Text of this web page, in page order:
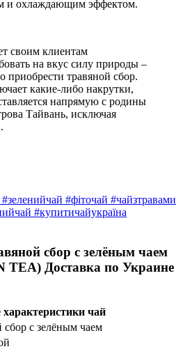
и охлаждающим эффектом.
своим клиентам
на вкус силу природы –
приобрести травяной сбор.
какие-либо накрутки,
напрямую с родины
Тайвань, исключая
#фіточай #чайзтравами
#купитичайукраїна
сбор с зелёным чаем
Доставка по Украине
чай
сбор с зелёным чаем